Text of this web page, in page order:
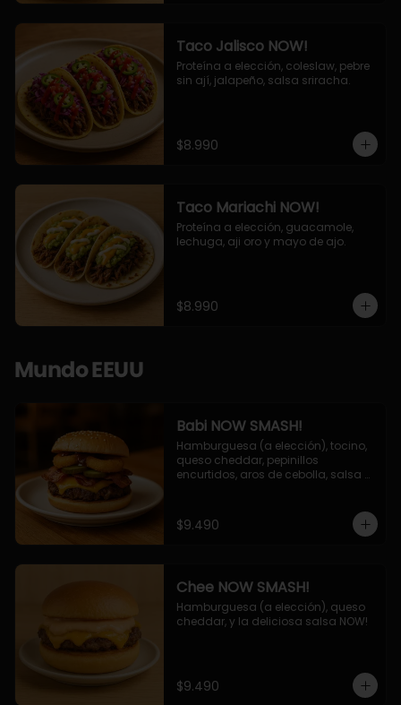
Taco Jalisco NOW!
Proteína a elección, coleslaw, pebre
sin ají, jalapeño, salsa sriracha.
$8.990
Taco Mariachi NOW!
Proteína a elección, guacamole,
lechuga, aji oro y mayo de ajo.
$8.990
Mundo EEUU
Babi NOW SMASH!
Hamburguesa (a elección), tocino,
queso cheddar, pepinillos
encurtidos, aros de cebolla, salsa
$9.490
Chee NOW SMASH!
Hamburguesa (a elección), queso
cheddar, y la deliciosa salsa NOW!
$9.490